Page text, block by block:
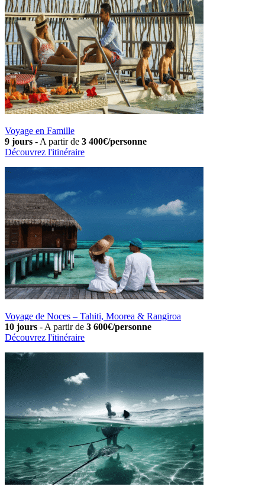
Voyage en Famille
9 jours - A partir de 3 400€/personne
Découvrez l'itinéraire
Voyage de Noces – Tahiti, Moorea & Rangiroa
10 jours - A partir de 3 600€/personne
Découvrez l'itinéraire